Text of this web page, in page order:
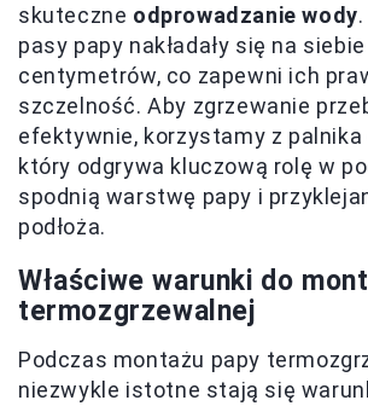
skuteczne odprowadzanie wody
pasy papy nakładały się na
centymetrów, co zapewni ich
szczelność. Aby zgrzewanie
efektywnie, korzystamy z palnika
który odgrywa kluczową rolę w
spodnią warstwę papy i
podłoża.
Właściwe warunki do
termozgrzewalnej
Podczas montażu papy
niezwykle istotne stają się